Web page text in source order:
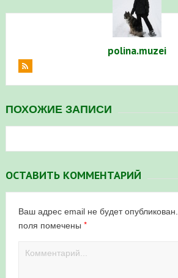
polina.muzei
ПОХОЖИЕ ЗАПИСИ
ОСТАВИТЬ КОММЕНТАРИЙ
Ваш адрес email не будет опубликован.
поля помечены *